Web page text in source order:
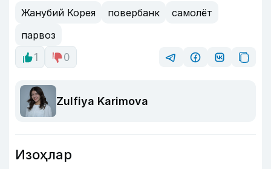
Жанубий Корея повербанк
самолёт
парвоз
1
0
Zulfiya Karimova
Изоҳлар